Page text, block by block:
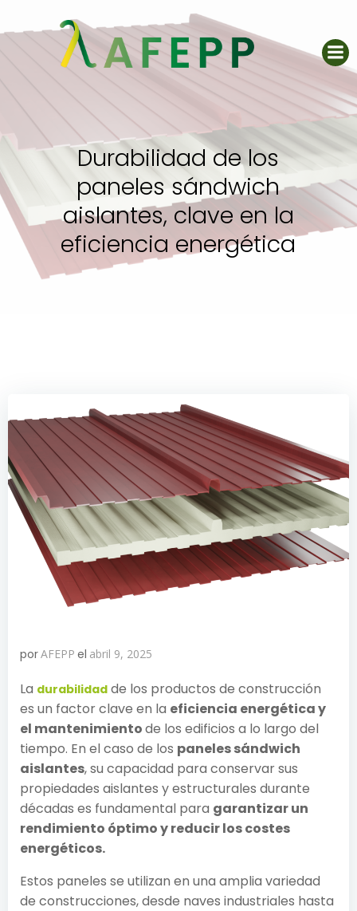
al
contenido
Durabilidad de los
paneles sándwich
aislantes, clave en la
eficiencia energética
porAFEPP el abril 9, 2025
La durabilidad de los productos de construcción
es un factor clave en la eficiencia energética y
el mantenimientode los edificios a lo largo del
tiempo. En el caso de los paneles sándwich
aislantes, su capacidad para conservar sus
propiedades aislantes y estructurales durante
décadas es fundamental para garantizar un
rendimiento óptimo y reducir los costes
energéticos.
Estos paneles se utilizan en una amplia variedad
de construcciones, desde naves industriales hasta